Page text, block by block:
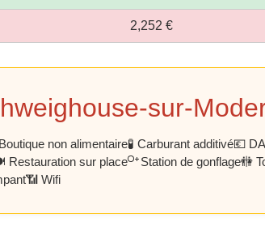
2,252 €
sur-
non alimentaire🧪 Carburant additivé💶
Restauration sur place Station de gonflage🚻
📶 Wifi